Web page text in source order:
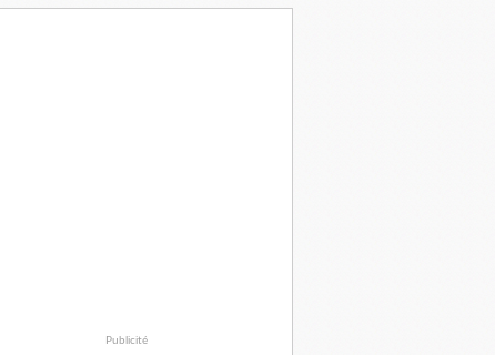
Publicité